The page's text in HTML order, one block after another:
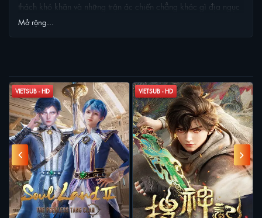
thách khó khăn và những trận ác chiến chẳng khác gì địa ngục
để sinh tồn trên ma đảo Thanh Yểm, cậu bắt đầu trở nên mạnh
Mở rộng...
VIETSUB - HD VIETSUB - HD